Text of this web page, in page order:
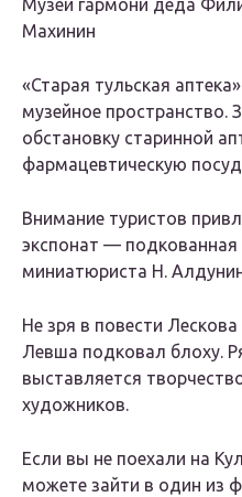
Музей гармони деда
Махинин
«Старая тульская
музейное пространство.
обстановку старинной
фармацевтическую
Внимание туристов
экспонат — подкованная
миниатюриста Н.
Не зря в повести
Левша подковал блоху.
выставляется
художников.
Если вы не поехали на
можете зайти в один из